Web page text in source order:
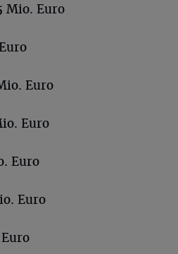
Mio. Euro
Euro
Euro
Euro
Euro